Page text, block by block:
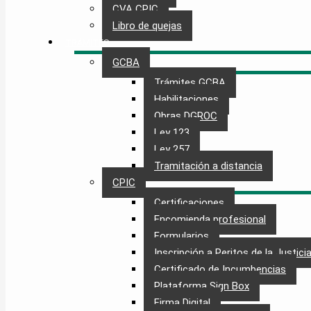
CVA CPIC
Libro de quejas
TRÁMITES
GCBA
Trámites GCBA
Habilitaciones
Obras DGROC
Ley 123
Ley 257
Tramitación a distancia
CPIC
Certificaciones
Encomienda profesional
Formularios
Inscripción a Peritos de la Justicia
Certificado de Incumbencias
Plataforma Sign Box
Firma Digital